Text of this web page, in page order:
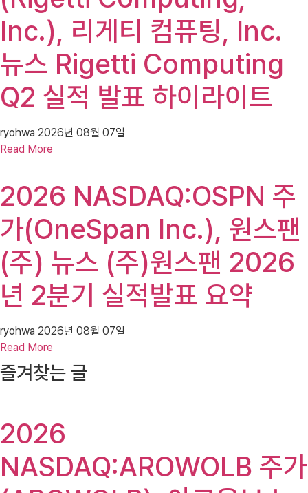
Inc.), 리게티 컴퓨팅, Inc.
뉴스 Rigetti Computing
Q2 실적 발표 하이라이트
ryohwa 2026년 08월 07일
Read More
2026 NASDAQ:OSPN 주
가(OneSpan Inc.), 원스팬
(주) 뉴스 (주)원스팬 2026
년 2분기 실적발표 요약
ryohwa 2026년 08월 07일
Read More
즐겨찾는 글
2026
NASDAQ:AROWOLB 주가